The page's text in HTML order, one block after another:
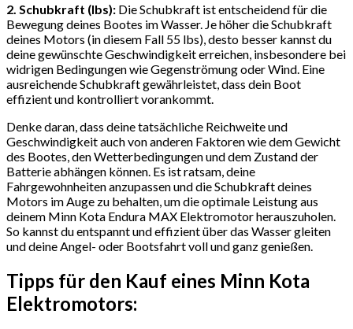
2. Schubkraft (lbs): Die Schubkraft ist entscheidend für die
Bewegung deines Bootes im Wasser. Je höher die Schubkraft
deines Motors (in diesem Fall 55 lbs), desto besser kannst du
deine gewünschte Geschwindigkeit erreichen, insbesondere bei
widrigen Bedingungen wie Gegenströmung oder Wind. Eine
ausreichende Schubkraft gewährleistet, dass dein Boot
effizient und kontrolliert vorankommt.
Denke daran, dass deine tatsächliche Reichweite und
Geschwindigkeit auch von anderen Faktoren wie dem Gewicht
des Bootes, den Wetterbedingungen und dem Zustand der
Batterie abhängen können. Es ist ratsam, deine
Fahrgewohnheiten anzupassen und die Schubkraft deines
Motors im Auge zu behalten, um die optimale Leistung aus
deinem Minn Kota Endura MAX Elektromotor herauszuholen.
So kannst du entspannt und effizient über das Wasser gleiten
und deine Angel- oder Bootsfahrt voll und ganz genießen.
Tipps für den Kauf eines Minn Kota
Elektromotors: